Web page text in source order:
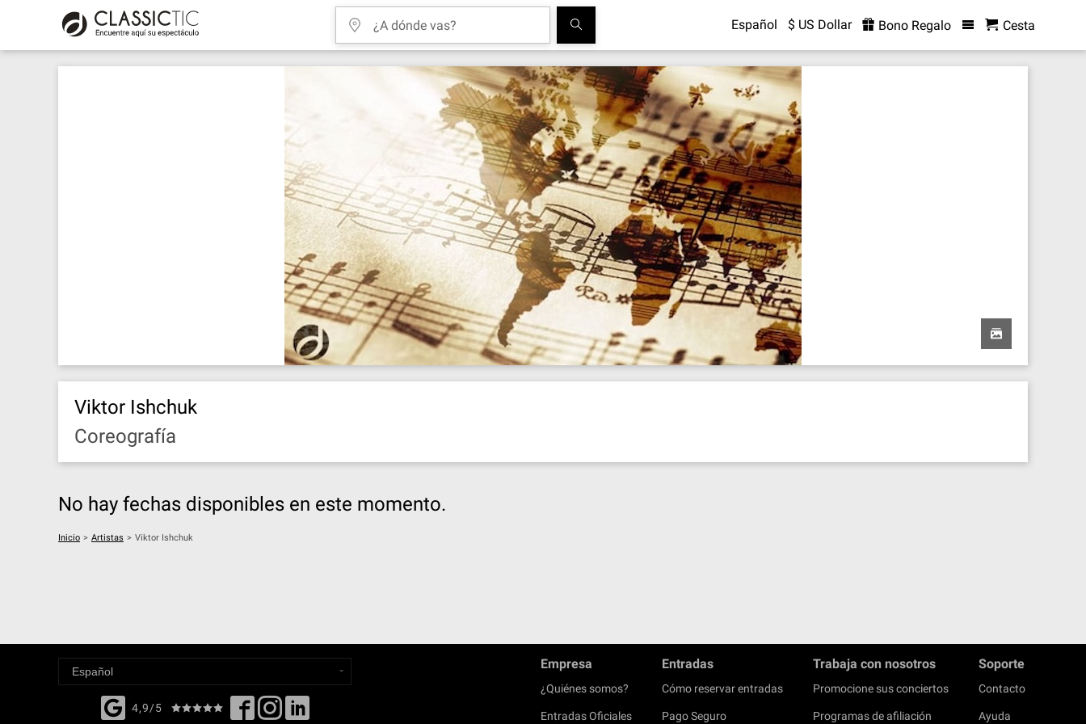
Español $ US Dollar Bono Regalo Cesta
Viktor Ishchuk
Coreografía
No hay fechas disponibles en este momento.
Inicio > Artistas > Viktor Ishchuk
4,9/5
Empresa
¿Quiénes somos?
Entradas Oficiales
Entradas
Cómo reservar entradas
Pago Seguro
Trabaja con nosotros
Promocione sus conciertos
Programas de afiliación
Soporte
Contacto
Ayuda